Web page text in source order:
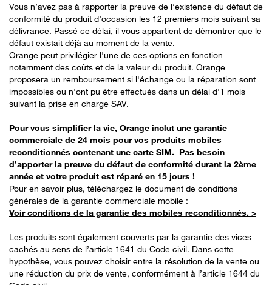
Vous n’avez pas à rapporter la preuve de l’existence du défaut de
conformité du produit d’occasion les 12 premiers mois suivant sa
délivrance. Passé ce délai, il vous appartient de démontrer que le
défaut existait déjà au moment de la vente​.
Orange peut privilégier l'une de ces options en fonction
notamment des coûts et de la valeur du produit. Orange
proposera un remboursement si l'échange ou la réparation sont
impossibles ou n'ont pu être effectués dans un délai d'1 mois
suivant la prise en charge SAV.​
Pour vous simplifier la vie, Orange inclut une garantie
commerciale de 24 mois pour vos produits mobiles
reconditionnés contenant une carte SIM. Pas besoin
d’apporter la preuve du défaut de conformité​ durant la 2ème
année et votre produit est réparé en 15 jours !
Pour en savoir plus, téléchargez le document de conditions
générales de la garantie commerciale mobile : ​
Voir conditions de la garantie des mobiles reconditionnés. >
Les produits sont également couverts par la garantie des vices
cachés au sens de l’article 1641 du Code civil. Dans cette
hypothèse, vous pouvez choisir entre la résolution de la vente ou
une réduction du prix de vente, conformément à l’article 1644 du